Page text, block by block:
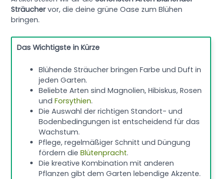
Sträuchervor, die deine grüne Oase zum Blühen
bringen.
Das Wichtigste in Kürze
Blühende Sträucher bringen Farbe und Duft in
jeden Garten.
Beliebte Arten sind Magnolien, Hibiskus, Rosen
undForsythien.
Die Auswahl der richtigen Standort- und
Bodenbedingungen ist entscheidend für das
Wachstum.
Pflege, regelmäßiger Schnitt und Düngung
fördern dieBlütenpracht.
Die kreative Kombination mit anderen
Pflanzen gibt dem Garten lebendige Akzente.